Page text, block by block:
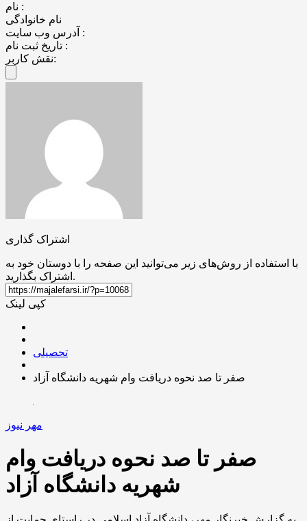
نام :
نام خانوادگی
آدرس وب سایت :
تاریخ ثبت نام :
نقش کاربر:
اشتراک گذاری
با استفاده از روش‌های زیر می‌توانید این صفحه را با دوستان خود به
اشتراک بگذارید.
کپی لینک
تحصیلی
صفر تا صد نحوه دریافت وام شهریه دانشگاه آزاد
مهر نیوز
صفر تا صد نحوه دریافت وام
شهریه دانشگاه آزاد